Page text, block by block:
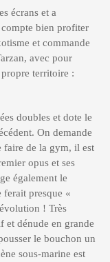
écrans et a
bien profiter
et commande
avec pour
territoire :
doubles et dote le
On demande
faire de la gym, il est
opus et ses
également le
ferait presque «
! Très
et dénude en grande
le bouchon un
sous-marine est